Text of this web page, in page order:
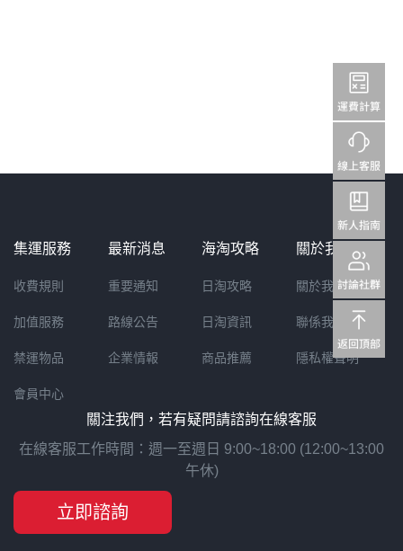
集運服務
收費規則
加值服務
禁運物品
會員中心
最新消息
重要通知
路線公告
企業情報
海淘攻略
日淘攻略
日淘資訊
商品推薦
關於我們
關於我們
聯係我們
隱私權聲明
關注我們，若有疑問請諮詢在線客服
在線客服工作時間：週一至週日 9:00~18:00 (12:00~13:00
午休)
立即諮詢